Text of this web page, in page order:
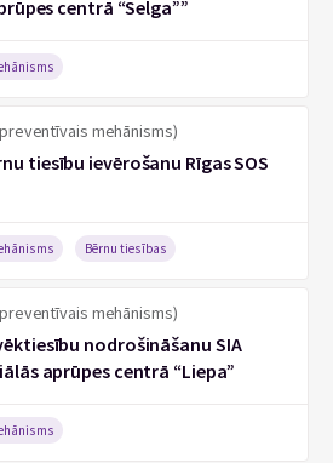
centrā “Selga””
mehānisms)
tiesību ievērošanu Rīgas SOS
Bērnu tiesības
mehānisms)
nodrošināšanu SIA
aprūpes centrā “Liepa”